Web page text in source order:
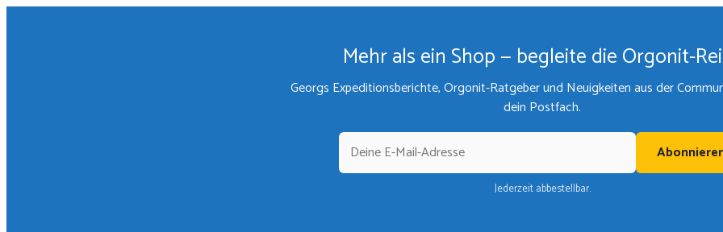
Mehr als ein Shop — begleite die Orgonit-
Georgs Expeditionsberichte, Orgonit-Ratgeber und Neuigkeiten aus der
dein Postfach.
Jederzeit abbestellbar.